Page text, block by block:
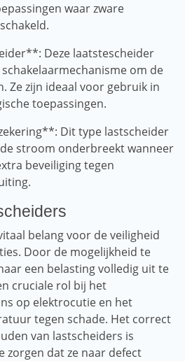
waar zware
Deze laatstescheider
om de
Ze zijn ideaal voor gebruik in
toepassingen.
Dit type lastscheider
stroom onderbreekt wanneer
beveiliging tegen
belang voor de veiligheid
Door de mogelijkheid te
een belasting volledig uit te
cruciale rol bij het
op elektrocutie en het
tegen schade. Het correct
van lastscheiders is
zorgen dat ze naar defect